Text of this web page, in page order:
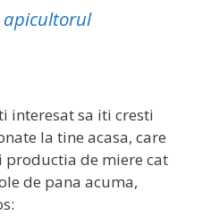
apicultorul
interesat sa iti cresti
la tine acasa, care
de miere cat
de pana acuma,